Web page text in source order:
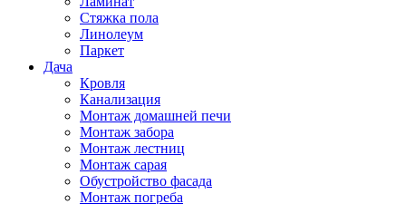
Стяжка пола
Линолеум
Паркет
Дача
Кровля
Канализация
Монтаж домашней печи
Монтаж забора
Монтаж лестниц
Монтаж сарая
Обустройство фасада
Монтаж погреба